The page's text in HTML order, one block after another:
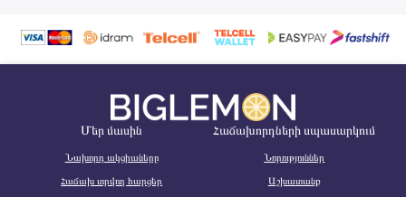
Մեր մասին
Նախորդ ակցիաները
Հաճախ տրվող հարցեր
Հաճախորդների սպասարկում
Նորություններ
Աշխատանք